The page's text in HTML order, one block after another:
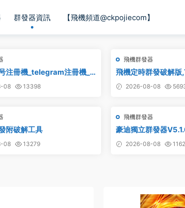
群發器資訊 【飛機頻道@ckpojiecom】
注冊機_telegram注冊機_
冊機破解版
08 13398
飛機群發器
飛機定時群發破解版
定時群發,telegram
2026-08-08
附破解工具
08 13279
飛機群發器
豪迪獨立群發器
發器,TG群發器,群發
群發工具,群發協議
2026-08-08